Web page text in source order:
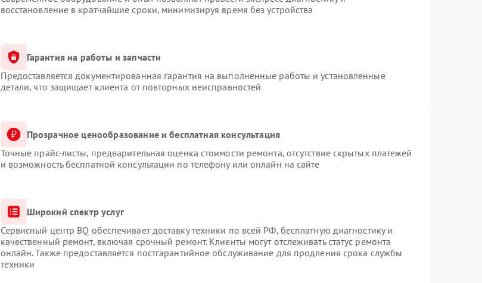
восстановление в кратчайшие сроки, минимизируя время без устройства
Гарантия на работы и запчасти
Предоставляется документированная гарантия на выполненные работы и установленные
детали, что защищает клиента от повторных неисправностей
Прозрачное ценообразование и бесплатная консультация
Точные прайс-листы, предварительная оценка стоимости ремонта, отсутствие скрытых платежей
и возможность бесплатной консультации по телефону или онлайн на сайте
Широкий спектр услуг
Сервисный центр BQ обеспечивает доставку техники по всей РФ, бесплатную диагностику и
качественный ремонт, включая срочный ремонт. Клиенты могут отслеживать статус ремонта
онлайн. Также предоставляется постгарантийное обслуживание для продления срока службы
техники